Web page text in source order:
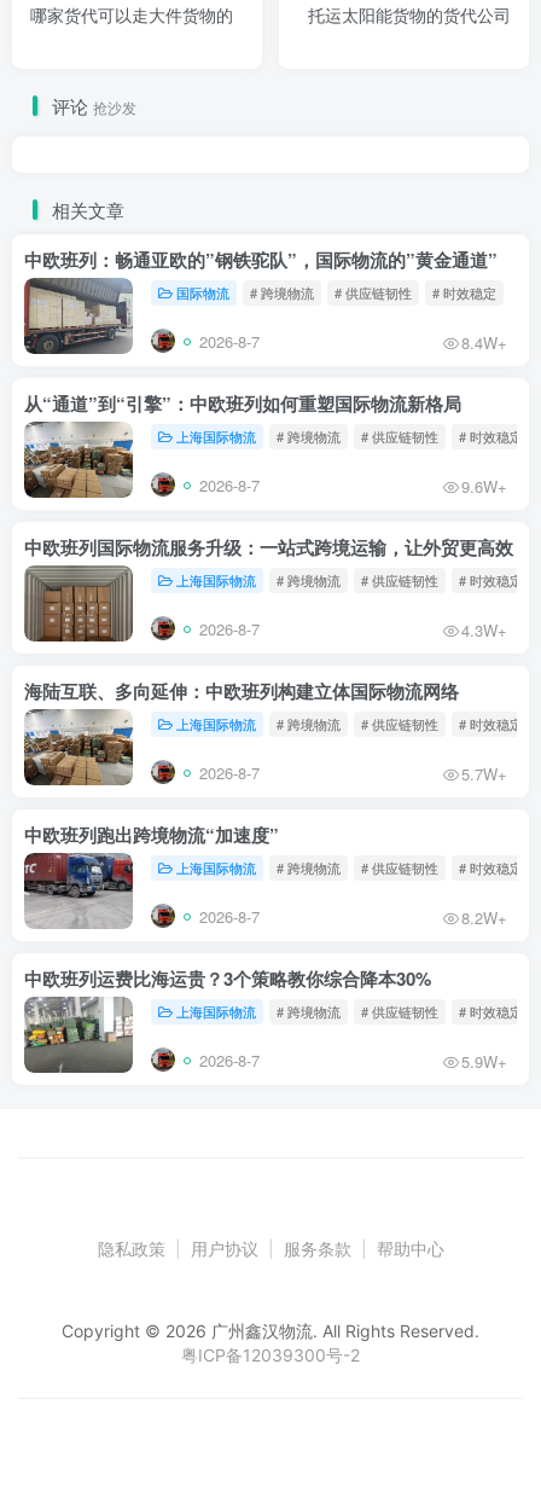
哪家货代可以走大件货物的
托运太阳能货物的货代公司
评论 抢沙发
相关文章
中欧班列：畅通亚欧的”钢铁驼队”，国际物流的”黄金通道”
国际物流 # 跨境物流 # 供应链韧性 # 时效稳定
2026-8-7 8.4W+
从“通道”到“引擎”：中欧班列如何重塑国际物流新格局
上海国际物流 # 跨境物流 # 供应链韧性 # 时效稳定
2026-8-7 9.6W+
中欧班列国际物流服务升级：一站式跨境运输，让外贸更高效
上海国际物流 # 跨境物流 # 供应链韧性 # 时效稳定
2026-8-7 4.3W+
海陆互联、多向延伸：中欧班列构建立体国际物流网络
上海国际物流 # 跨境物流 # 供应链韧性 # 时效稳定
2026-8-7 5.7W+
中欧班列跑出跨境物流“加速度”
上海国际物流 # 跨境物流 # 供应链韧性 # 时效稳定
2026-8-7 8.2W+
中欧班列运费比海运贵？3个策略教你综合降本30%
上海国际物流 # 跨境物流 # 供应链韧性 # 时效稳定
2026-8-7 5.9W+
隐私政策 用户协议 服务条款 帮助中心
Copyright © 2026 广州鑫汉物流. All Rights Reserved.
粤ICP备12039300号-2